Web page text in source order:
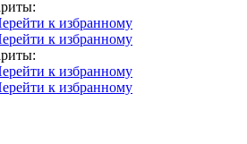
к избранному
к избранному
к избранному
к избранному